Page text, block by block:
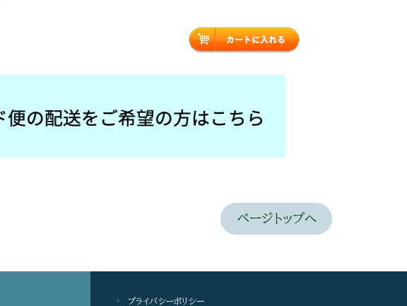
ページトップへ
プライバシーポリシー